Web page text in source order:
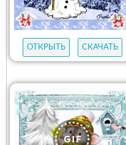
ОТКРЫТЬ СКАЧАТЬ